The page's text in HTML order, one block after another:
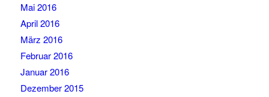
Mai 2016
April 2016
März 2016
Februar 2016
Januar 2016
Dezember 2015